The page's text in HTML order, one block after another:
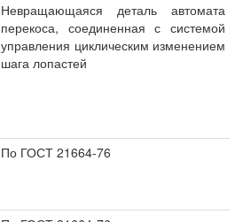
Невращающаяся деталь автомата
перекоса, соединенная с системой
управления циклическим изменением
шага лопастей
По ГОСТ 21664-76